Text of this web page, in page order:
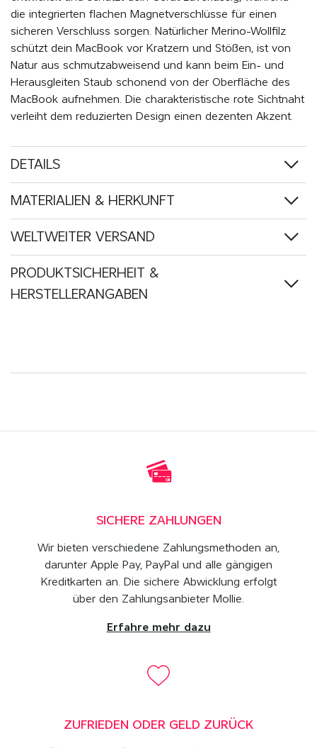
die integrierten flachen Magnetverschlüsse für einen
sicheren Verschluss sorgen. Natürlicher Merino-Wollfilz
schützt dein MacBook vor Kratzern und Stößen, ist von
Natur aus schmutzabweisend und kann beim Ein- und
Herausgleiten Staub schonend von der Oberfläche des
MacBook aufnehmen. Die charakteristische rote Sichtnaht
verleiht dem reduzierten Design einen dezenten Akzent.
DETAILS
MATERIALIEN & HERKUNFT
WELTWEITER VERSAND
PRODUKTSICHERHEIT &
HERSTELLERANGABEN
SICHERE ZAHLUNGEN
Wir bieten verschiedene Zahlungsmethoden an,
darunter Apple Pay, PayPal und alle gängigen
Kreditkarten an. Die sichere Abwicklung erfolgt
über den Zahlungsanbieter Mollie.
Erfahre mehr dazu
ZUFRIEDEN ODER GELD ZURÜCK